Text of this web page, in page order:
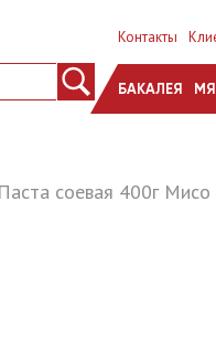
Контакты
БАКАЛЕЯ
Паста соевая 400г Мисо